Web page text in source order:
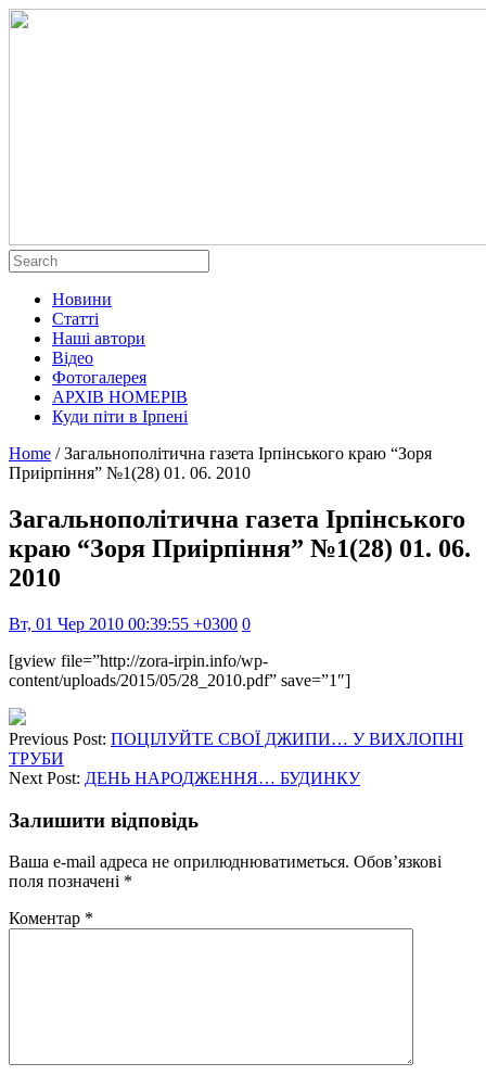
Новини
Статті
Наші автори
Відео
Фотогалерея
АРХІВ НОМЕРІВ
Куди піти в Ірпені
Home / Загальнополітична газета Ірпінського краю “Зоря
Приірпіння” №1(28) 01. 06. 2010
Загальнополітична газета Ірпінського
краю “Зоря Приірпіння” №1(28) 01. 06.
2010
Вт, 01 Чер 2010 00:39:55 +0300 0
[gview file=”http://zora-irpin.info/wp-
content/uploads/2015/05/28_2010.pdf” save=”1″]
Previous Post: ПОЦІЛУЙТЕ СВОЇ ДЖИПИ… У ВИХЛОПНІ
ТРУБИ
Next Post: ДЕНЬ НАРОДЖЕННЯ… БУДИНКУ
Залишити відповідь
Ваша e-mail адреса не оприлюднюватиметься. Обов’язкові
поля позначені *
Коментар *